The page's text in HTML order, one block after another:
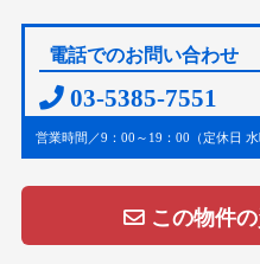
電話でのお問い合わせ
03-5385-7551
営業時間／9：00～19：00（定休日 水
この物件